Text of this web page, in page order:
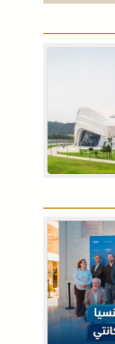
لاستعادة
بقيادة
بيت مال
رياح